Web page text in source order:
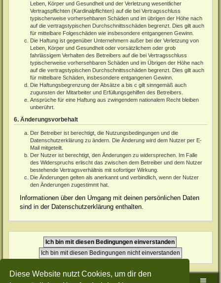
Diese Website nutzt Cookies, um dir den
Leben, Körper und Gesundheit und der Verletzung wesentlicher
Vertragspflichten (Kardinalpflichten) auf die bei Vertragsschluss
typischerweise vorhersehbaren Schäden und im übrigen der Höhe nach
auf die vertragstypischen Durchschnittsschäden begrenzt. Dies gilt auch
für mittelbare Folgeschäden wie insbesondere entgangenen Gewinn.
Die Haftung ist gegenüber Unternehmern außer bei der Verletzung von
Leben, Körper und Gesundheit oder vorsätzlichem oder grob
fahrlässigem Verhalten des Betreibers auf die bei Vertragsschluss
typischerweise vorhersehbaren Schäden und im Übrigen der Höhe nach
auf die vertragstypischen Durchschnittsschäden begrenzt. Dies gilt auch
für mittelbare Schäden, insbesondere entgangenen Gewinn.
Die Haftungsbegrenzung der Absätze a bis c gilt sinngemäß auch
zugunsten der Mitarbeiter und Erfüllungsgehilfen des Betreibers.
Ansprüche für eine Haftung aus zwingendem nationalem Recht bleiben
unberührt.
6. Änderungsvorbehalt
Der Betreiber ist berechtigt, die Nutzungsbedingungen und die
Datenschutzerklärung zu ändern. Die Änderung wird dem Nutzer per E-
Mail mitgeteilt.
Der Nutzer ist berechtigt, den Änderungen zu widersprechen. Im Falle
des Widerspruchs erlischt das zwischen dem Betreiber und dem Nutzer
bestehende Vertragsverhältnis mit sofortiger Wirkung.
Die Änderungen gelten als anerkannt und verbindlich, wenn der Nutzer
den Änderungen zugestimmt hat.
Informationen über den Umgang mit deinen persönlichen Daten
sind in der Datenschutzerklärung enthalten.
Sudden-Strike-Maps.de Hauptseite Foren-Übersicht